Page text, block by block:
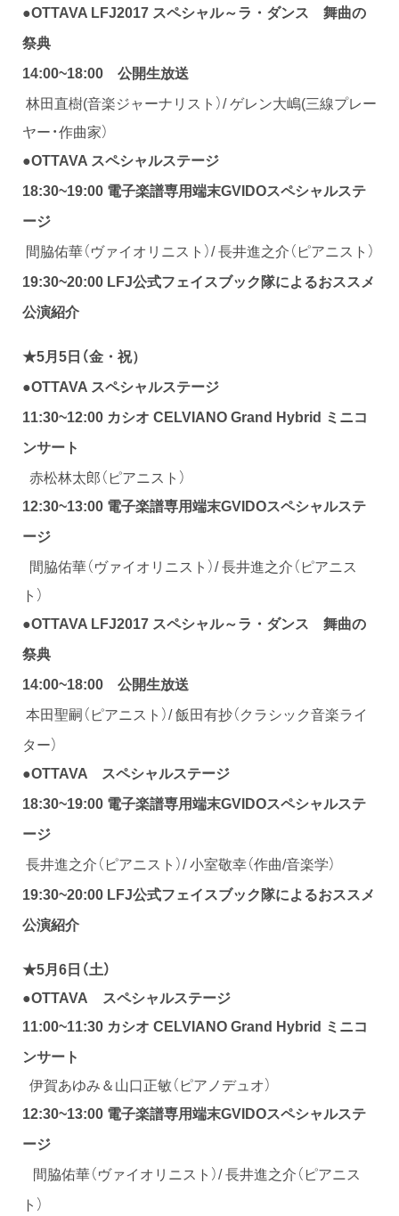
●OTTAVA LFJ2017 スペシャル～ラ・ダンス 舞曲の
祭典
14:00~18:00 公開生放送
林田直樹(音楽ジャーナリスト）/ ゲレン大嶋(三線プレー
ヤー・作曲家）
●OTTAVA スペシャルステージ
18:30~19:00 電子楽譜専用端末GVIDOスペシャルステ
ージ
間脇佑華（ヴァイオリニスト）/ 長井進之介（ピアニスト）
19:30~20:00 LFJ公式フェイスブック隊によるおススメ
公演紹介
★5月5日（金 ・祝）
●OTTAVA スペシャルステージ
11:30~12:00 カシオ CELVIANO Grand Hybrid ミニコ
ンサート
赤松林太郎（ピアニスト）
12:30~13:00 電子楽譜専用端末GVIDOスペシャルステ
ージ
間脇佑華（ヴァイオリニスト）/ 長井進之介（ピアニス
ト）
●OTTAVA LFJ2017 スペシャル～ラ・ダンス 舞曲の
祭典
14:00~18:00 公開生放送
本田聖嗣（ピアニスト）/ 飯田有抄（クラシック音楽ライ
ター）
●OTTAVA スペシャルステージ
18:30~19:00 電子楽譜専用端末GVIDOスペシャルステ
ージ
長井進之介（ピアニスト）/ 小室敬幸（作曲/音楽学）
19:30~20:00 LFJ公式フェイスブック隊によるおススメ
公演紹介
★5月6日（土）
●OTTAVA スペシャルステージ
11:00~11:30 カシオ CELVIANO Grand Hybrid ミニコ
ンサート
伊賀あゆみ＆山口正敏（ピアノデュオ）
12:30~13:00 電子楽譜専用端末GVIDOスペシャルステ
ージ
間脇佑華（ヴァイオリニスト）/ 長井進之介（ピアニス
ト）